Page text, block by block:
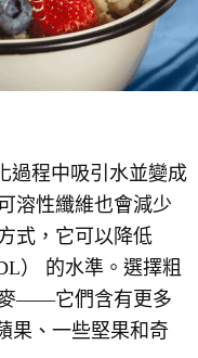
過程中吸引水並變成
溶性纖維也會減少
式，它可以降低
） 的水準。選擇粗
麥——它們含有更多
果、一些堅果和奇